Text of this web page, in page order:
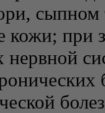
кожи; при
нервной